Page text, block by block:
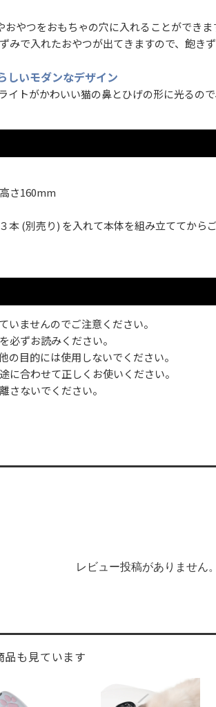
やつをおもちゃの穴に入れることができま
みで入れたおやつが出てきますので、飽き
しいモダンなデザイン
イトがかわいい猫の鼻とひげの形に光るの
さ160mm
本 (別売り) を入れて本体を組み立ててから
いませんのでご注意ください。
必ずお読みください。
の目的には使用しないでください。
に合わせて正しくお使いください。
さないでください。
レビュー投稿がありません
品も見ています